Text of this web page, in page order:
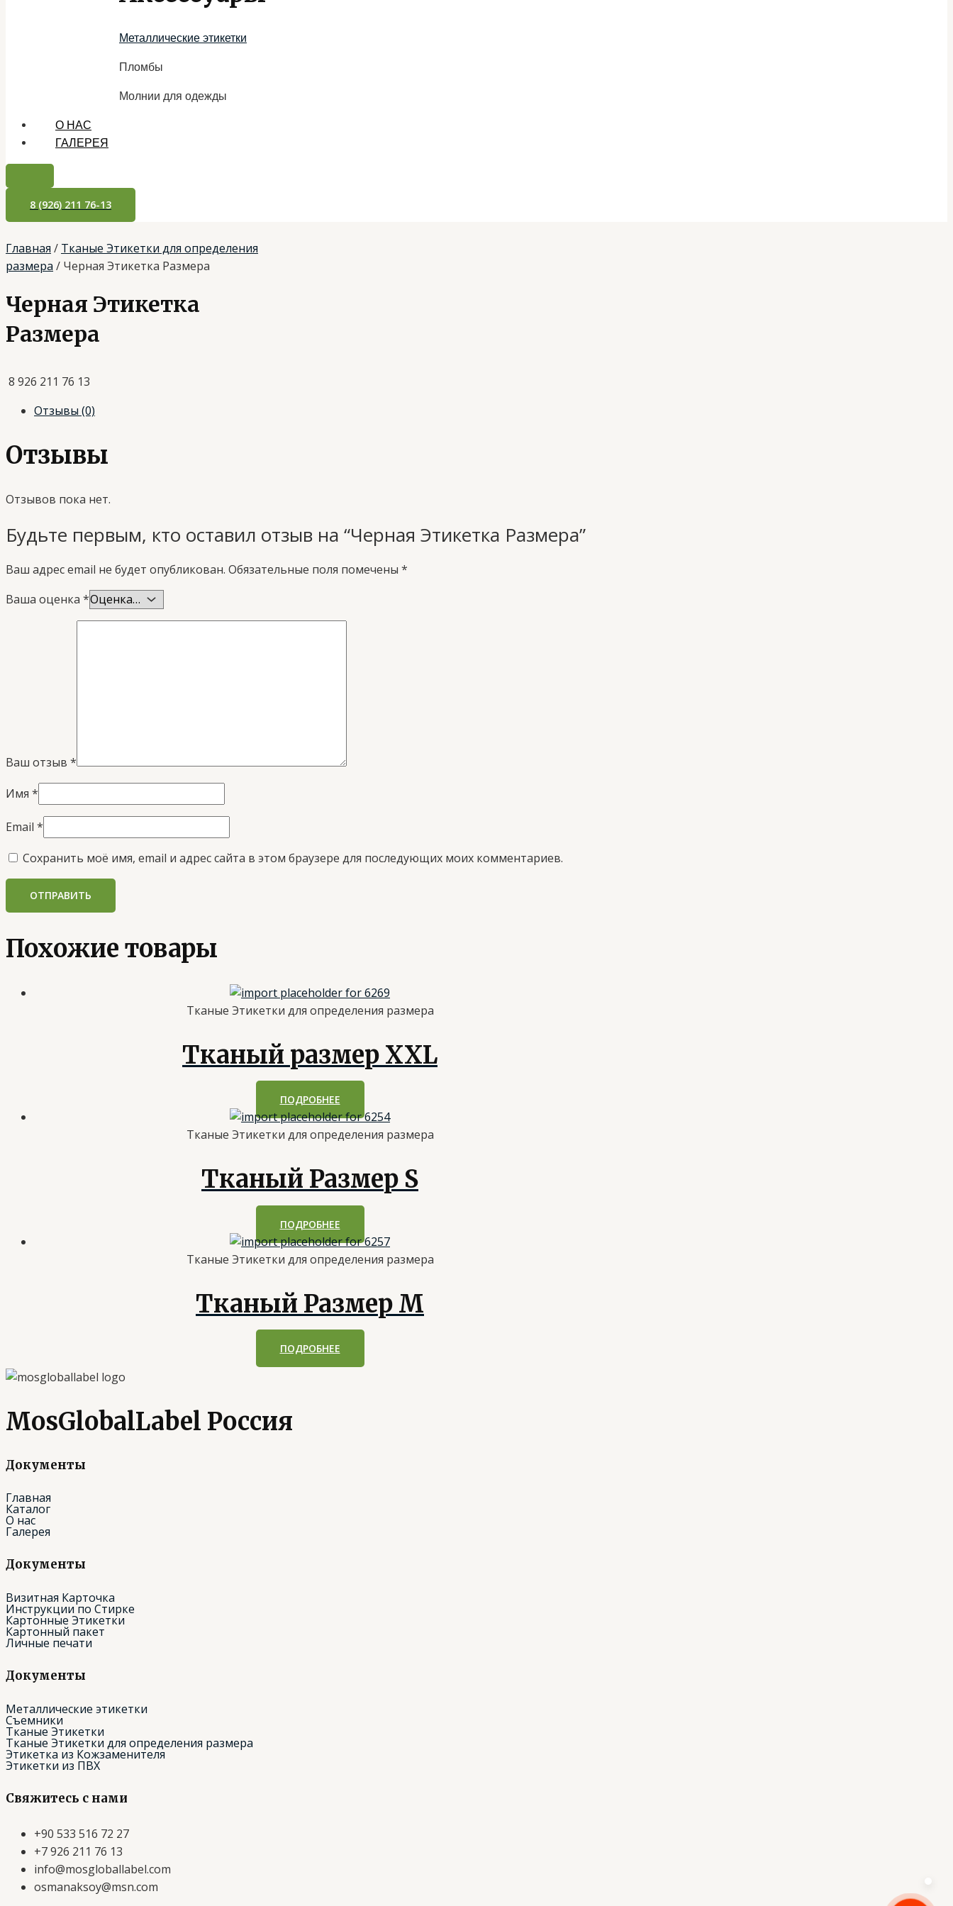
Металлические этикетки
Пломбы
Молнии для одежды
О НАС
ГАЛЕРЕЯ
8 (926) 211 76-13
Главная / Тканые Этикетки для определения
размера / Черная Этикетка Размера
Черная Этикетка
Размера
8 926 211 76 13
Отзывы (0)
Отзывы
Отзывов пока нет.
Будьте первым, кто оставил отзыв на “Черная Этикетка Размера”
Ваш адрес email не будет опубликован. Обязательные поля помечены *
Ваша оценка *
Ваш отзыв *
Имя *
Email *
Сохранить моё имя, email и адрес сайта в этом браузере для последующих моих комментариев.
Похожие товары
Тканые Этикетки для определения размера
Тканый размер XXL
ПОДРОБНЕЕ
Тканые Этикетки для определения размера
Тканый Размер S
ПОДРОБНЕЕ
Тканые Этикетки для определения размера
Тканый Размер M
ПОДРОБНЕЕ
MosGlobalLabel Россия
Документы
Главная
Каталог
О нас
Галерея
Документы
Визитная Карточка
Инструкции по Стирке
Картонные Этикетки
Картонный пакет
Личные печати
Документы
Металлические этикетки
Съемники
Тканые Этикетки
Тканые Этикетки для определения размера
Этикетка из Кожзаменителя
Этикетки из ПВХ
Свяжитесь с нами
+90 533 516 72 27
+7 926 211 76 13
info@mosgloballabel.com
osmanaksoy@msn.com